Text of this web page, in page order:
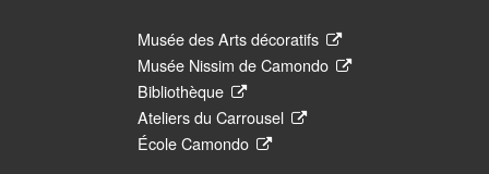
Musée des Arts décoratifs
Musée Nissim de Camondo
Bibliothèque
Ateliers du Carrousel
École Camondo